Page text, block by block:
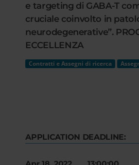
e targeting di GABA-T
cruciale coinvolto in
neurodegenerative”.
ECCELLENZA
Contratti e Assegni di ricerca
APPLICATION DEADLINE: